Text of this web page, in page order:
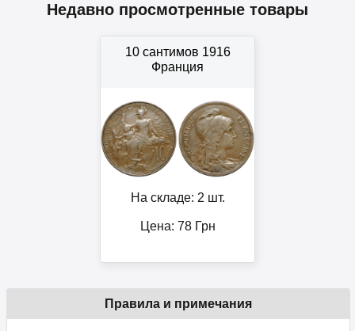
Недавно просмотренные товары
10 сантимов 1916
Франция
На складе: 2 шт.
Цена: 78Грн
Правила и примечания